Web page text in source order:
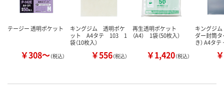
テージー 透明ポケット
￥308～（税込）
キングジム 透明ポケ
ット A4タテ 103 1
袋（10枚入）
￥556（税込）
再生透明ポケット
（A4） 1袋（50枚入）
￥1,420（税込）
キングジ
ダー封筒タ
き） A4タ